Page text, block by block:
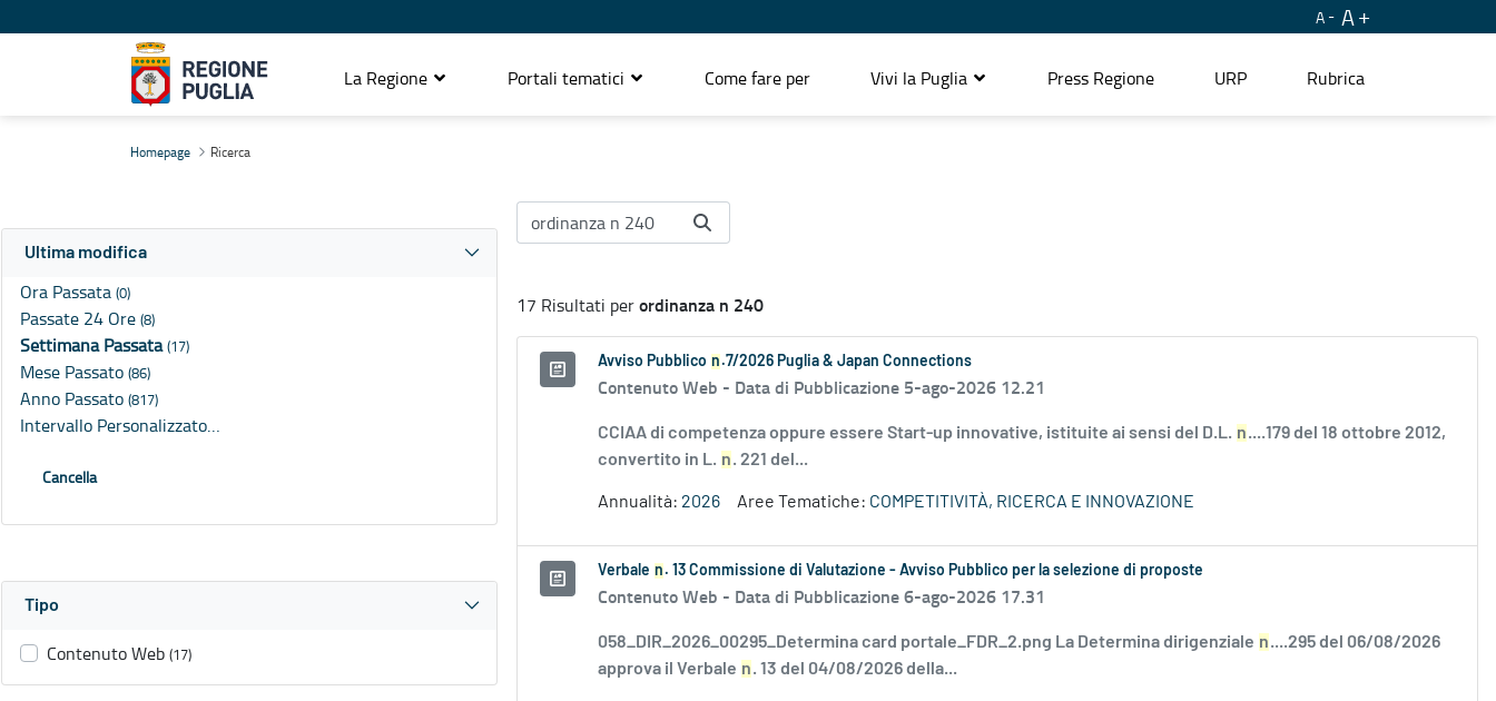
A A
La Regione Portali tematici Come fare per Vivi la Puglia Press Regione URP Rubrica
Homepage Ricerca
Ultima modifica
Ora Passata (0)
Passate 24 Ore (8)
Settimana Passata(17)
Mese Passato (86)
Anno Passato (817)
Intervallo Personalizzato…
Cancella
Tipo
Contenuto Web (17)
17 Risultati perordinanza n 240
Avviso Pubblico n .7/2026 Puglia & Japan Connections
Contenuto Web - Data di Pubblicazione 5-ago-2026 12.21
CCIAA di competenza oppure essere Start-up innovative, istituite ai sensi del D.L. n....179 del 18 ottobre 2012,
convertito in L. n. 221 del...
Annualità: 2026 Aree Tematiche: COMPETITIVITÀ, RICERCA E INNOVAZIONE
Verbale n . 13 Commissione di Valutazione - Avviso Pubblico per la selezione di proposte
Contenuto Web - Data di Pubblicazione 6-ago-2026 17.31
058_DIR_2026_00295_Determina card portale_FDR_2.png La Determina dirigenziale n....295 del 06/08/2026
approva il Verbale n. 13 del 04/08/2026 della...